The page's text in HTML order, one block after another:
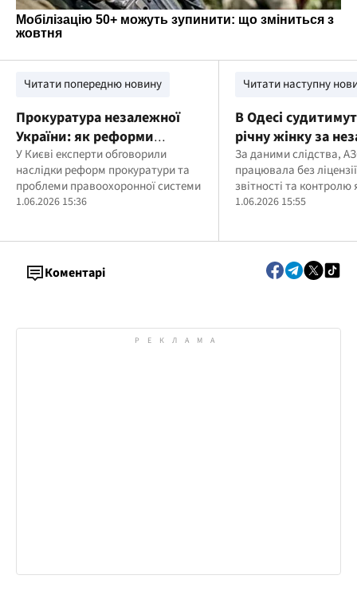
Читати попередню новину
Прокуратура незалежної
України: як реформи
змінили систему і що далі –
у Києві відбувся круглий
стіл
У Києві експерти обговорили
наслідки реформ прокуратури та
проблеми правоохоронної системи
1.06.2026 15:36
Читати наступну
В Одесі
річну жінку за
продаж пального
ліцензії
За даними слідства,
працювала без
звітності та контролю
пального
1.06.2026 15:55
Коментарі